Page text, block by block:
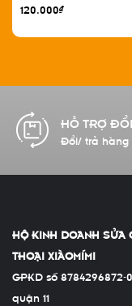
120.000₫
HỖ TRỢ
Đổi/ trả hàng
HỘ KINH DOANH SỬA
THOẠI XIÀOMÍMI
GPKD số
quận 11